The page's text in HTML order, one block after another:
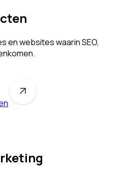
en websites waarin SEO,